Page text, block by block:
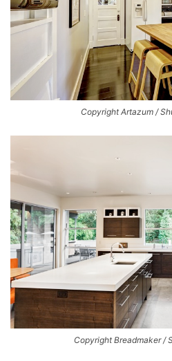
Copyright Artazum /
Copyright Breadmaker /